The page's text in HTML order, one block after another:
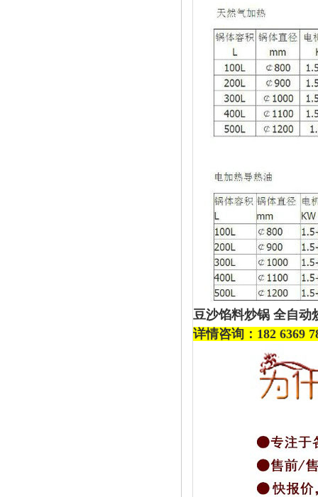
豆沙馅料炒锅 全自动
详情咨询：182 6369